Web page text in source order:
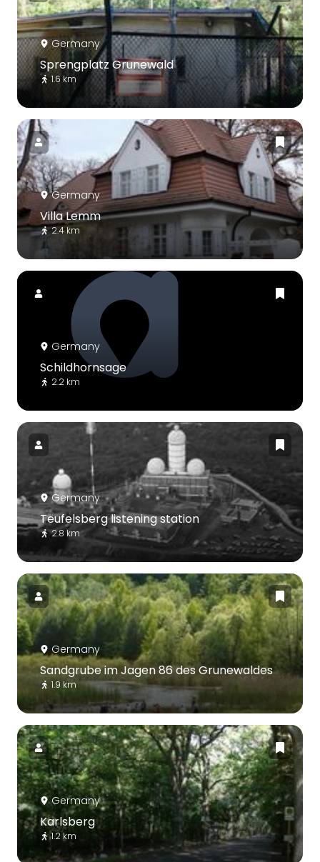
Germany
Sprengplatz Grunewald
1.6 km
Germany
Villa Lemm
2.4 km
Germany
Schildhornsage
2.2 km
Germany
Teufelsberg listening station
2.8 km
Germany
Sandgrube im Jagen 86 des Grunewaldes
1.9 km
Germany
Karlsberg
1.2 km